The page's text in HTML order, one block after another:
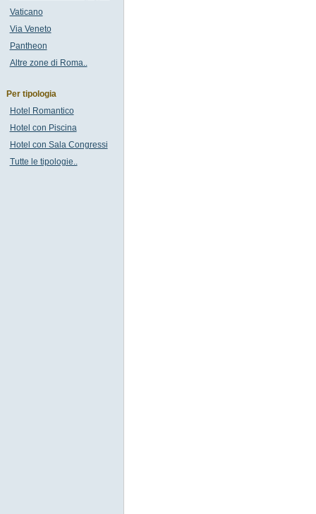
Vaticano
Via Veneto
Pantheon
Altre zone di Roma..
Per tipologia
Hotel Romantico
Hotel con Piscina
Hotel con Sala Congressi
Tutte le tipologie..